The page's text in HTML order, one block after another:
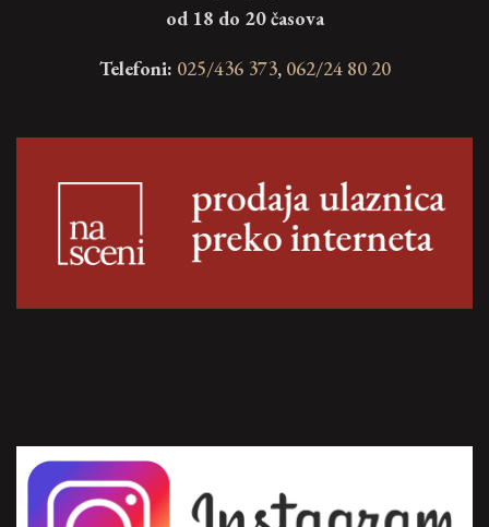
od 18 do 20 časova
Telefoni: 025/436 373, 062/24 80 20